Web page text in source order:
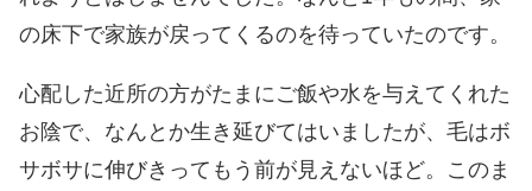
の床下で家族が戻ってくるのを待っていたのです。
心配した近所の方がたまにご飯や水を与えてくれた
お陰で、なんとか生き延びてはいましたが、毛はボ
サボサに伸びきってもう前が見えないほど。このま